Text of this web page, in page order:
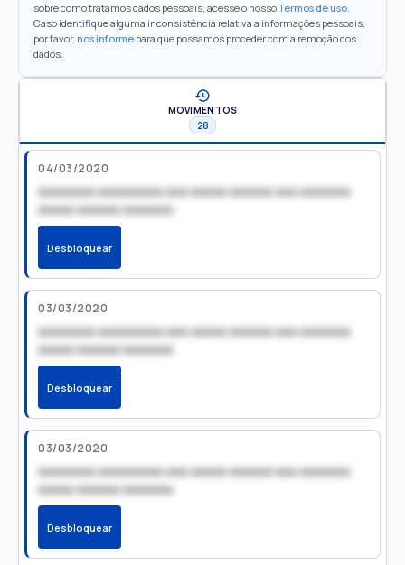
sobre como tratamos dados pessoais, acesse o nossoTermos de uso.
Caso identifique alguma inconsistência relativa a informações pessoais,
por favor, nos informe para que possamos proceder com a remoção dos
dados.
MOVIMENTOS
28
04/03/2020
xxxxxxxx xxxxxxxxx xxx xxxxx xxxxxx xxx xxxxxxx
xxxxx xxxxxx xxxxxxx
Desbloquear
03/03/2020
xxxxxxxx xxxxxxxxx xxx xxxxx xxxxxx xxx xxxxxxx
xxxxx xxxxxx xxxxxxx
Desbloquear
03/03/2020
xxxxxxxx xxxxxxxxx xxx xxxxx xxxxxx xxx xxxxxxx
xxxxx xxxxxx xxxxxxx
Desbloquear